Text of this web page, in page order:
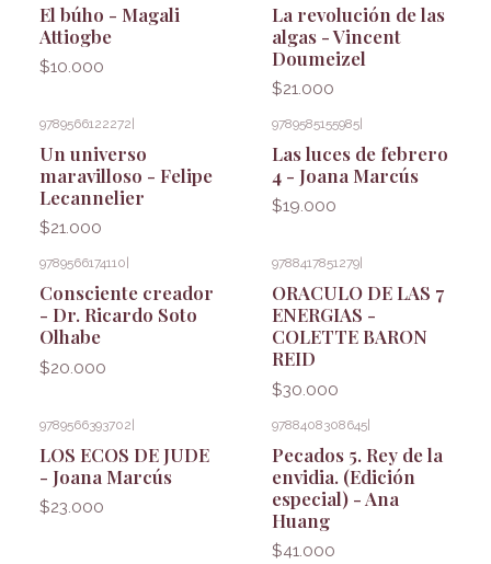
El búho - Magali
Attiogbe
$10.000
La revolución de las
algas - Vincent
Doumeizel
$21.000
9789566122272|
Un universo
maravilloso - Felipe
Lecannelier
$21.000
9789585155985|
Las luces de febrero
4 - Joana Marcús
$19.000
9789566174110
Consciente creador
- Dr. Ricardo Soto
Olhabe
$20.000
9788417851279
ORACULO DE LAS 7
ENERGIAS -
COLETTE BARON
REID
$30.000
9789566393702|
LOS ECOS DE JUDE
- Joana Marcús
$23.000
9788408308645|
Pecados 5. Rey de la
envidia. (Edición
especial) - Ana
Huang
$41.000